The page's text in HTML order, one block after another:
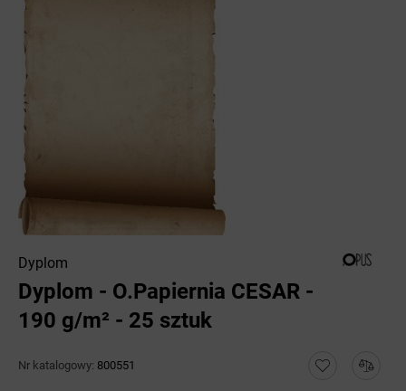
Dyplom
Dyplom - O.Papiernia CESAR -
190 g/m² - 25 sztuk
Nr katalogowy: 800551